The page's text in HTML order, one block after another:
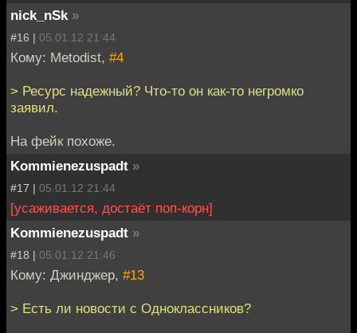
nick_nSk »
#16 | 05.01.12 21:44
Кому: Metodist, #4
> Ресурс надежный? Что-то он как-то негромко
заявил.
На фейк похоже.
Kommienezuspadt »
#17 | 05.01.12 21:44
[усаживается, достаёт поп-корн]
Kommienezuspadt »
#18 | 05.01.12 21:46
Кому: Джинджер, #13
> Есть ли новости с Одноклассников?